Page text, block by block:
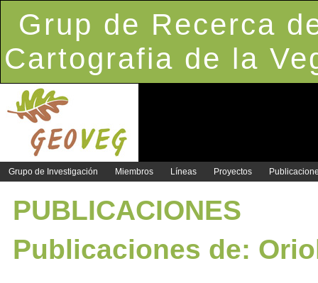
Grup de Recerca
Cartografia de la
Grupo de Investigación Miembros Líneas Proyectos
PUBLICACIONES
Publicaciones de: